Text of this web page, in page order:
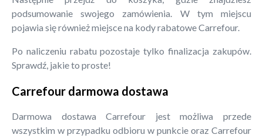
podsumowanie swojego zamówienia. W tym miejscu
pojawia się również miejsce na kody rabatowe Carrefour.
Po naliczeniu rabatu pozostaje tylko finalizacja zakupów.
Sprawdź, jakie to proste!
Carrefour darmowa dostawa
Darmowa dostawa Carrefour jest możliwa przede
wszystkim w przypadku odbioru w punkcie oraz Carrefour